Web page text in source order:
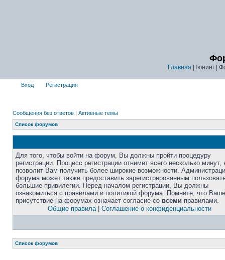
Главная |Тюнинг |
Вход Регистрация
Сообщения без ответов | Активные темы
Список форумов
Для того, чтобы войти на форум, Вы должны пройти процедуру
регистрации. Процесс регистрации отнимет всего несколько минут,
позволит Вам получить более широкие возможности.
форума может также предоставить зарегистрированным
большие привилегии. Перед началом регистрации, Вы должны
ознакомиться с правилами и политикой форума. Помните, что Ваше
присутствие на форумах означает согласие со всеми правилами.
Общие правила| Соглашение о конфиденциальности
Список форумов